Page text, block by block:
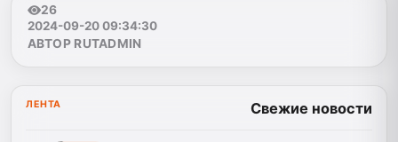
26
2024-09-20 09:34:30
АВТОР RUTADMIN
ЛЕНТА Свежие новости